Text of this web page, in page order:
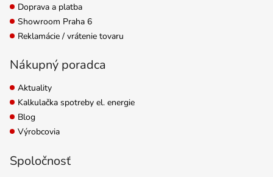
Doprava a platba
Showroom Praha 6
Reklamácie / vrátenie tovaru
Nákupný poradca
Aktuality
Kalkulačka spotreby el. energie
Blog
Výrobcovia
Spoločnosť